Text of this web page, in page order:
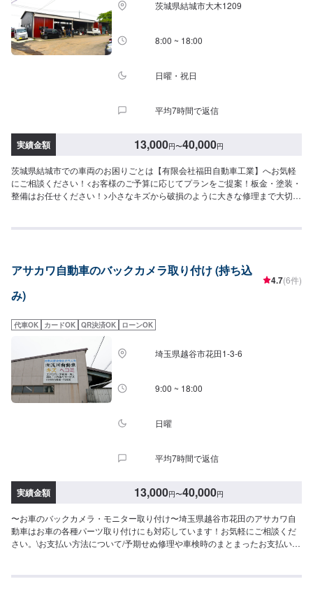
駐車してください。受付はスタッフへ「メンテモで予約しました」とお伝え
ください。ご案内いたします。
茨城県結城市大木1209
8:00 ~ 18:00
日曜・祝日
平均7時間で返信
実績金額 13,000円〜40,000円
茨城県結城市での車両のお困りごとは【有限会社福田自動車工業】へお気軽
にご相談ください！<お客様のご予算に応じてプランをご提案！板金・塗装・
整備はお任せください！>小さなキズから破損のように大きな修理まで大切な
きし、最適な施工方法をご提案しますので、お気軽にお問い合わせ下さい。
～2日程度で納車となります。(要相談)納期は前後する場合がございます。予
めご了承ください。-----代車について-----代車をご用意しています。お車の作
業中は代車をご利用ください。※代車の燃料代はお客様にご負担いただいてお
ださい。駐車スペースは事務所前の空いているスペースに駐車してくださ
い。受付はスタッフへ「メンテモで予約しました」とお伝えください。ご案
内いたします。【定休日・営業時間】定休日：日曜、祝日営業時間：
8:00~18:00
アサカワ自動車のバックカメラ取り付け (持ち込
み)
4.7(6件)
代車OK カードOK QR決済OK ローンOK
埼玉県越谷市花田1-3-6
9:00 ~ 18:00
日曜
平均7時間で返信
実績金額 13,000円〜40,000円
〜お車のバックカメラ・モニター取り付け〜埼玉県越谷市花田のアサカワ自
動車はお車の各種パーツ取り付けにも対応しています！お気軽にご相談くだ
さい。\お支払い方法について/予期せぬ修理や車検時のまとまったお支払いな
も対応しております。ご不明点はどうぞご遠慮なくお尋ねください。\パーツ